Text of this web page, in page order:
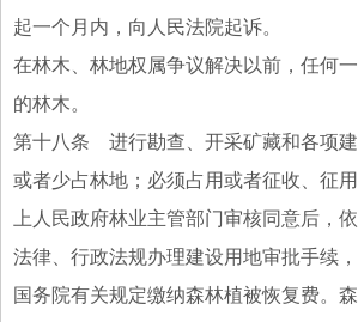
起一个月内，向人民法院起诉。
在林木、林地权属争议解决以前，任何
的林木。
第十八条 进行勘查、开采矿藏和各项
或者少占林地；必须占用或者征收、征
上人民政府林业主管部门审核同意后，
法律、行政法规办理建设用地审批手续
国务院有关规定缴纳森林植被恢复费。